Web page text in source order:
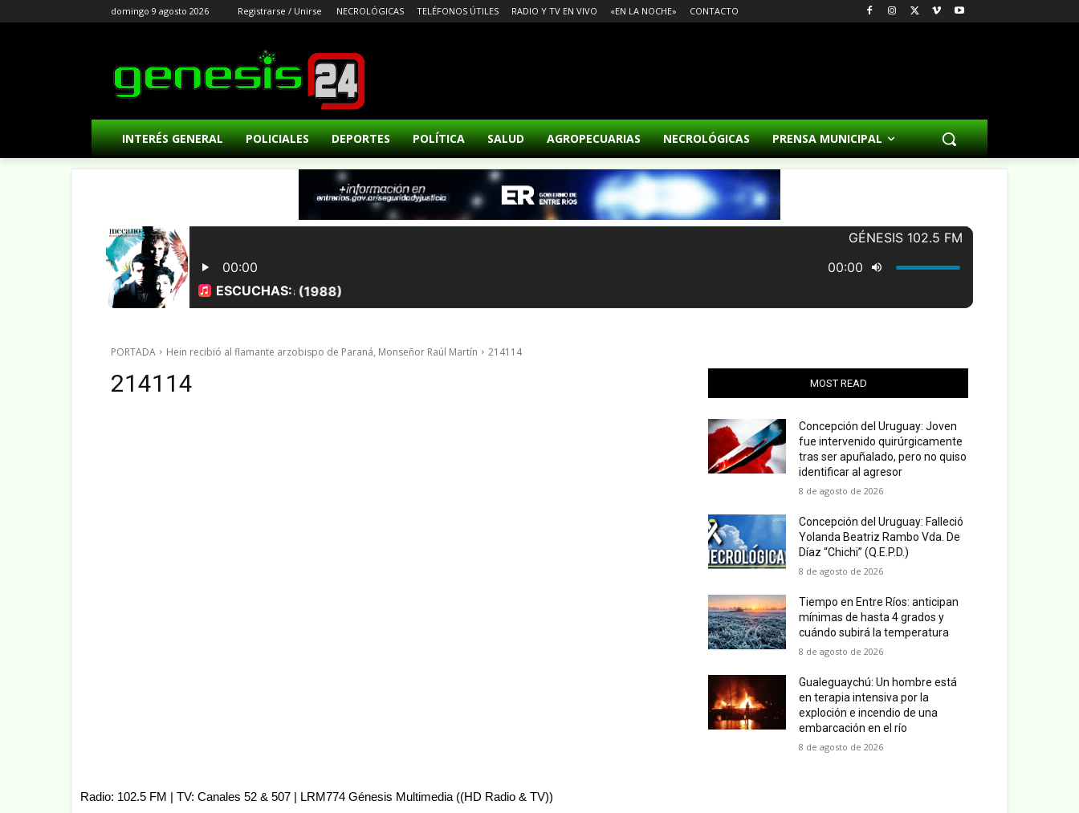
domingo 9 agosto 2026 Registrarse / Unirse NECROLÓGICAS TELÉFONOS ÚTILES RADIO Y TV EN VIVO «EN LA NOCHE» CONTACTO
INTERÉS GENERAL POLICIALES DEPORTES POLÍTICA SALUD AGROPECUARIAS NECROLÓGICAS PRENSA MUNICIPAL
PORTADA Hein recibió al flamante arzobispo de Paraná, Monseñor Raúl Martín 214114
214114 MOST READ
Concepción del Uruguay: Joven
fue intervenido quirúrgicamente
tras ser apuñalado, pero no quiso
identificar al agresor
8 de agosto de 2026
Concepción del Uruguay: Falleció
Yolanda Beatriz Rambo Vda. De
Díaz “Chichi” (Q.E.P.D.)
8 de agosto de 2026
Tiempo en Entre Ríos: anticipan
mínimas de hasta 4 grados y
cuándo subirá la temperatura
8 de agosto de 2026
Gualeguaychú: Un hombre está
en terapia intensiva por la
exploción e incendio de una
embarcación en el río
8 de agosto de 2026
Radio: 102.5 FM | TV: Canales 52 & 507 | LRM774 Génesis Multimedia ((HD Radio & TV))